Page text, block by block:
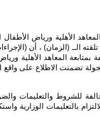
الأهلية ورياض
الــ (الزمان) ، أن
بمتابعة المعاهد الأهلية
تضمنت الاطلاع على واقع
للشروط والتعليمات
بالتعليمات الوزارية